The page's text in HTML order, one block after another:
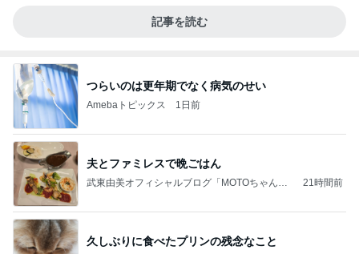
記事を読む
つらいのは更年期でなく病気のせい
Amebaトピックス 1日前
夫とファミレスで晩ごはん
武東由美オフィシャルブログ「MOTOちゃんと
21時間前
久しぶりに食べたプリンの残念なこと